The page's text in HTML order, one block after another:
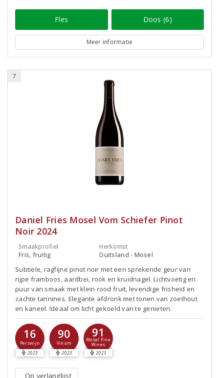
Fles Doos (6)
Meer informatie
7
Daniel Fries Mosel Vom Schiefer Pinot
Noir 2024
Smaakprofiel
Fris, fruitig
Herkomst
Duitsland - Mosel
Subtiele, ragfijne pinot noir met een sprekende geur van
rijpe framboos, aardbei, rook en kruidnagel. Lichtvoetig en
puur van smaak met klein rood fruit, levendige frisheid en
zachte tannines. Elegante afdronk met tonen van zoethout
en kaneel. Ideaal om licht gekoeld van te genieten.
16
Perswijn
2023
90
Vinum
2023
91
Mosel Fine
Wines
2023
Op verlanglijst